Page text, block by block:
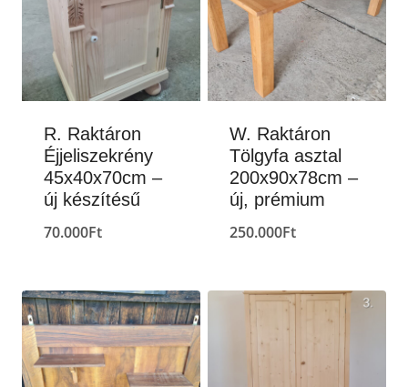
R. Raktáron
Éjjeliszekrény
45x40x70cm –
új készítésű
70.000Ft
W. Raktáron
Tölgyfa asztal
200x90x78cm –
új, prémium
250.000Ft